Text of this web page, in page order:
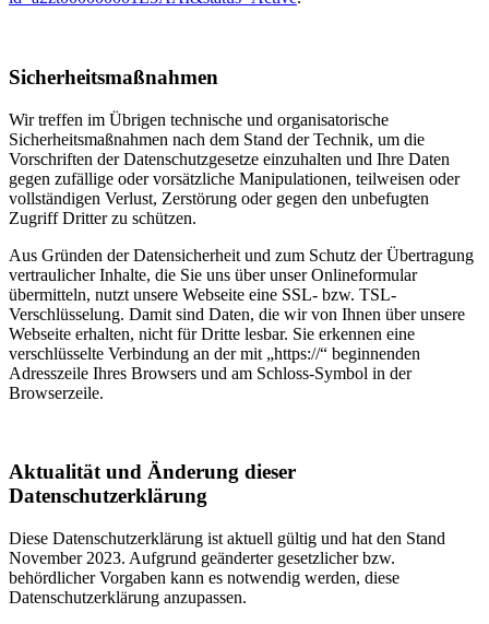
Sicherheitsmaßnahmen
Wir treffen im Übrigen technische und organisatorische
Sicherheitsmaßnahmen nach dem Stand der Technik, um die
Vorschriften der Datenschutzgesetze einzuhalten und Ihre Daten
gegen zufällige oder vorsätzliche Manipulationen, teilweisen oder
vollständigen Verlust, Zerstörung oder gegen den unbefugten
Zugriff Dritter zu schützen.
Aus Gründen der Datensicherheit und zum Schutz der Übertragung
vertraulicher Inhalte, die Sie uns über unser Onlineformular
übermitteln, nutzt unsere Webseite eine SSL- bzw. TSL-
Verschlüsselung. Damit sind Daten, die wir von Ihnen über unsere
Webseite erhalten, nicht für Dritte lesbar. Sie erkennen eine
verschlüsselte Verbindung an der mit „https://“ beginnenden
Adresszeile Ihres Browsers und am Schloss-Symbol in der
Browserzeile.
Aktualität und Änderung dieser
Datenschutzerklärung
Diese Datenschutzerklärung ist aktuell gültig und hat den Stand
November 2023. Aufgrund geänderter gesetzlicher bzw.
behördlicher Vorgaben kann es notwendig werden, diese
Datenschutzerklärung anzupassen.